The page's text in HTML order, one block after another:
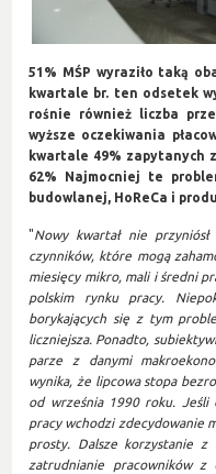
51% MŚP wyraziło taką
kwartale br. ten odsetek
rośnie również liczba
wyższe oczekiwania
kwartale 49% zapytanych
62% Najmocniej te
budowlanej, HoReCa i
"Nowy kwartał nie
czynników, które mogą
miesięcy mikro, mali i średni
polskim rynku pracy.
borykających się z tym
liczniejsza. Ponadto,
parze z danymi
wynika, że lipcowa stopa
od września 1990 roku.
pracy wchodzi zdecydowanie
prosty. Dalsze korzystanie
zatrudnianie pracowników